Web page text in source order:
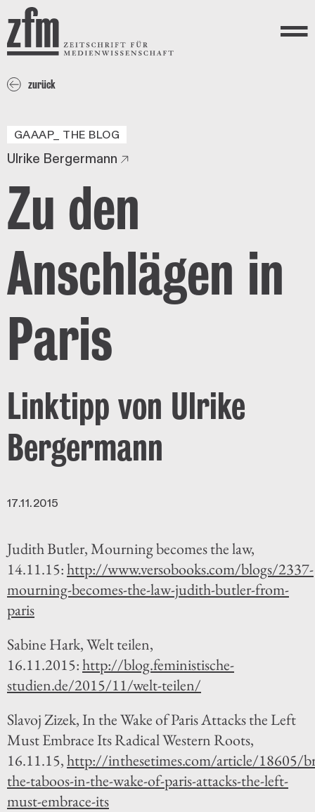
Direkt zum Inhalt
ZEITSCHRIFT FÜR
MEDIENWISSENSCHAFT
Menü
zurück
GAAAP_ THE BLOG
Ulrike Bergermann
Zu den
Anschlägen in
Paris
Linktipp von Ulrike
Bergermann
17.11.2015
Judith Butler, Mourning becomes the law,
14.11.15:http://www.versobooks.com/blogs/2337-
mourning-becomes-the-law-judith-butler-from-
paris
Sabine Hark, Welt teilen,
16.11.2015:http://blog.feministische-
studien.de/2015/11/welt-teilen/
Slavoj Zizek, In the Wake of Paris Attacks the Left
Must Embrace Its Radical Western Roots,
16.11.15,http://inthesetimes.com/article/18605/
the-taboos-in-the-wake-of-paris-attacks-the-left-
must-embrace-its